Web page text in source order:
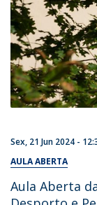
Sex, 21 Jun 2024 -
AULA ABERTA
Aula Aberta